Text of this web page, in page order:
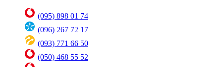
(095) 898 01 74
(096) 267 72 17
(093) 771 66 50
(050) 468 55 52